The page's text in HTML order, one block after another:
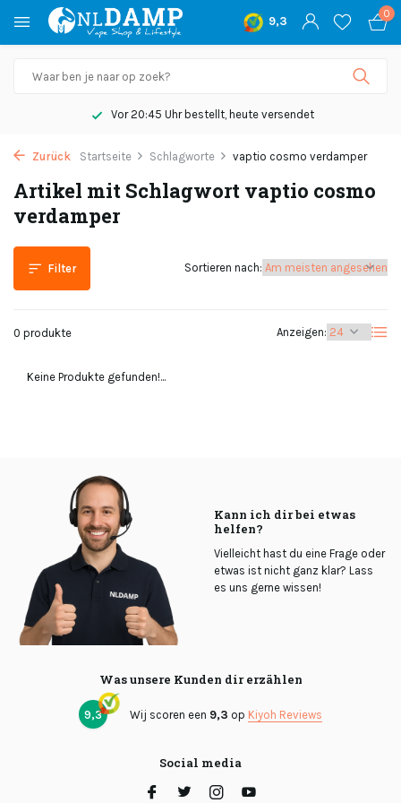
9,3
0
Vor 20:45 Uhr bestellt, heute versendet
Zurück Startseite Schlagworte vaptio cosmo verdamper
Artikel mit Schlagwort vaptio cosmo
verdamper
Filter
0 produkte Anzeigen:
Sortieren nach:
Keine Produkte gefunden!...
Kann ich dir bei etwas
helfen?
Vielleicht hast du eine Frage oder
etwas ist nicht ganz klar? Lass
es uns gerne wissen!
Was unsere Kunden dir erzählen
9,3 Wij scoren een 9,3 op Kiyoh Reviews
Social media